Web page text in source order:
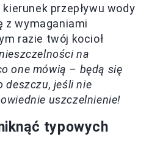
przepływu wody
z wymaganiami
razie twój kocioł
na
one mówią – będą się
deszczu, jeśli nie
uszczelnienie!
typowych